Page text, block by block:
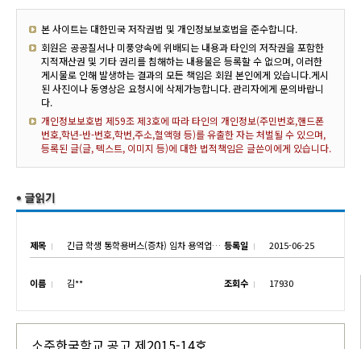
본 사이트는 대한민국 저작권법 및 개인정보보호법을 준수합니다.
회원은 공공질서나 미풍양속에 위배되는 내용과 타인의 저작권을 포함한
지적재산권 및 기타 권리를 침해하는 내용물은 등록할 수 없으며, 이러한
게시물로 인해 발생하는 결과의 모든 책임은 회원 본인에게 있습니다.게시
된 사진이나 동영상은 요청시에 삭제가능합니다. 관리자에게 문의바랍니
다.
개인정보보호법 제59조 제3호에 따라 타인의 개인정보(주민번호,핸드폰
번호,학년-반-번호,학번,주소,혈액형 등)를 유출한 자는 처벌될 수 있으며,
등록된 글(글, 텍스트, 이미지 등)에 대한 법적책임은 글쓴이에게 있습니다.
제목 긴급 학생 통학용버스(증차) 임차 용역업체 선정 공고 등록일 2015-06-25
이름 김** 조회수 17930
소주한국학교 공고 제2015-14호